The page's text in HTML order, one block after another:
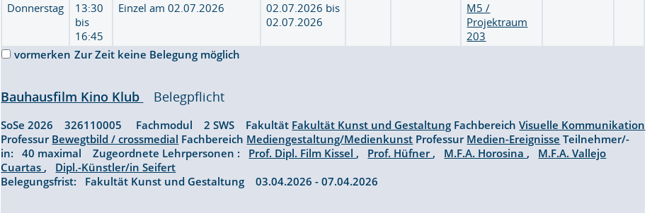
Donnerstag
13:30
bis
16:45
Einzel am 02.07.2026
02.07.2026 bis
02.07.2026
M5 /
Projektraum
203
vormerken Zur Zeit keine Belegung möglich
Bauhausfilm Kino Klub Belegpflicht
SoSe 2026 326110005 Fachmodul 2 SWS Fakultät Fakultät Kunst und Gestaltung FachbereichVisuelle Kommunikation
Professur Bewegtbild / crossmedial Fachbereich Mediengestaltung/Medienkunst Professur Medien-Ereignisse Teilnehmer/-
in: 40 maximal Zugeordnete Lehrpersonen : Prof. Dipl. Film Kissel , Prof. Hüfner , M.F.A. Horosina , M.F.A. Vallejo
Cuartas , Dipl.-Künstler/in Seifert
Belegungsfrist: Fakultät Kunst und Gestaltung 03.04.2026 - 07.04.2026